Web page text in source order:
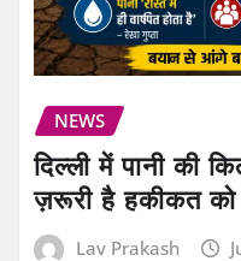
NEWS
दिल्ली में पानी की
ज़रूरी है हकीकत
Lav Prakash